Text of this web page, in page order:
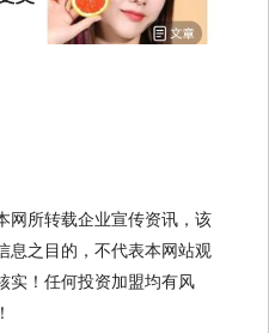
网所转载企业宣传资讯，该
息之目的，不代表本网站观
实！任何投资加盟均有风